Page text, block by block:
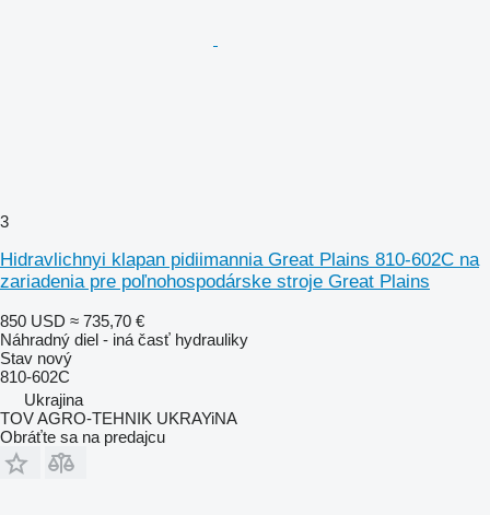
3
Hidravlichnyi klapan pidiimannia Great Plains 810-602C na
zariadenia pre poľnohospodárske stroje Great Plains
850 USD ≈ 735,70 €
Náhradný diel - iná časť hydrauliky
Stav nový
810-602C
Ukrajina
TOV AGRO-TEHNIK UKRAYiNA
Obráťte sa na predajcu